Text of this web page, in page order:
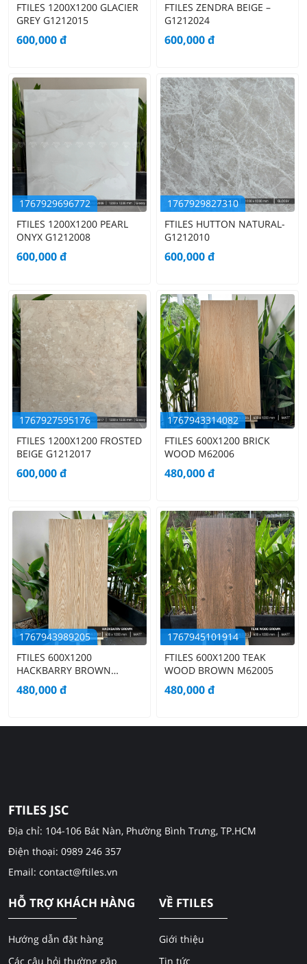
FTILES 1200X1200 GLACIER
GREY G1212015
600,000đ
FTILES ZENDRA BEIGE –
G1212024
600,000đ
1767929696772
FTILES 1200X1200 PEARL
ONYX G1212008
600,000đ
1767929827310
FTILES HUTTON NATURAL-
G1212010
600,000đ
1767927595176
FTILES 1200X1200 FROSTED
BEIGE G1212017
600,000đ
1767943314082
FTILES 600X1200 BRICK
WOOD M62006
480,000đ
1767943989205
FTILES 600X1200
HACKBARRY BROWN
M62002
480,000đ
1767945101914
FTILES 600X1200 TEAK
WOOD BROWN M62005
480,000đ
FTILES JSC
Địa chỉ: 104-106 Bát Nàn, Phường Bình Trưng, TP.HCM
Điện thoại: 0989 246 357
Email: contact@ftiles.vn
HỖ TRỢ KHÁCH HÀNG
Hướng dẫn đặt hàng
Các câu hỏi thường gặp
VỀ FTILES
Giới thiệu
Tin tức